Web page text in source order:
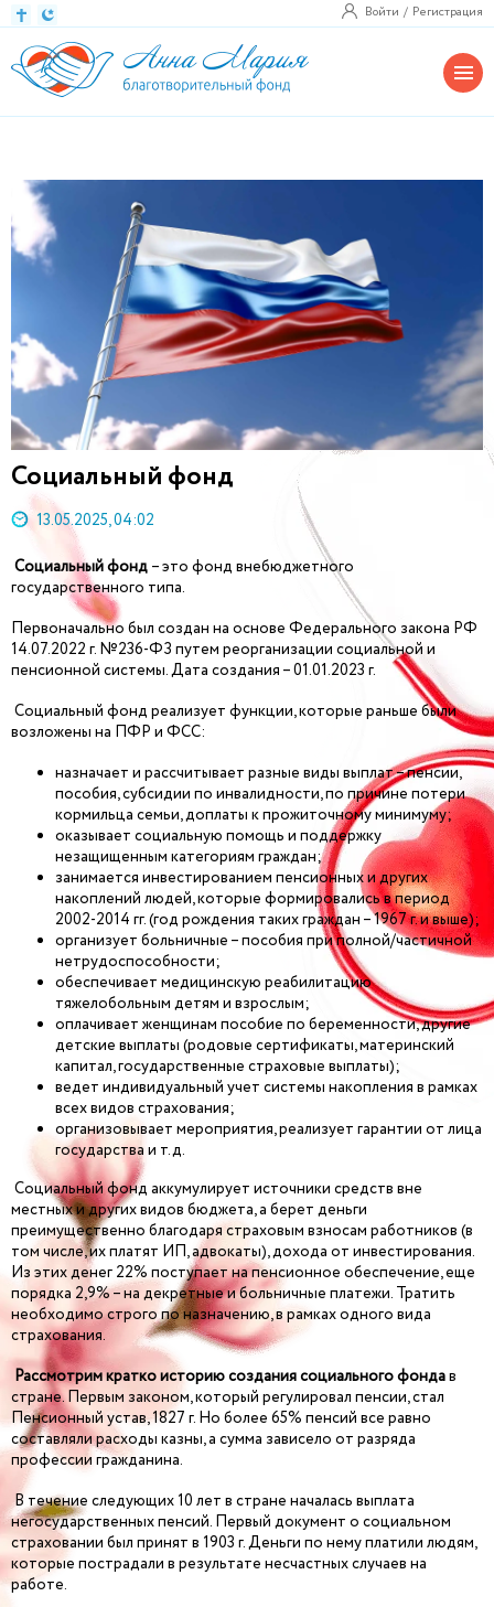
Войти Регистрация
Социальный фонд
13.05.2025, 04:02
Социальный фонд – это фонд внебюджетного
государственного типа.
Первоначально был создан на основе Федерального закона РФ
14.07.2022 г. №236-ФЗ путем реорганизации социальной и
пенсионной системы. Дата создания – 01.01.2023 г.
Социальный фонд реализует функции, которые раньше были
возложены на ПФР и ФСС:
назначает и рассчитывает разные виды выплат – пенсии,
пособия, субсидии по инвалидности, по причине потери
кормильца семьи, доплаты к прожиточному минимуму;
оказывает социальную помощь и поддержку
незащищенным категориям граждан;
занимается инвестированием пенсионных и других
накоплений людей, которые формировались в период
2002-2014 гг. (год рождения таких граждан – 1967 г. и выше);
организует больничные – пособия при полной/частичной
нетрудоспособности;
обеспечивает медицинскую реабилитацию
тяжелобольным детям и взрослым;
оплачивает женщинам пособие по беременности, другие
детские выплаты (родовые сертификаты, материнский
капитал, государственные страховые выплаты);
ведет индивидуальный учет системы накопления в рамках
всех видов страхования;
организовывает мероприятия, реализует гарантии от лица
государства и т.д.
Социальный фонд аккумулирует источники средств вне
местных и других видов бюджета, а берет деньги
преимущественно благодаря страховым взносам работников (в
том числе, их платят ИП, адвокаты), дохода от инвестирования.
Из этих денег 22% поступает на пенсионное обеспечение, еще
порядка 2,9% – на декретные и больничные платежи. Тратить
необходимо строго по назначению, в рамках одного вида
страхования.
Рассмотрим кратко историю создания социального фондав
стране. Первым законом, который регулировал пенсии, стал
Пенсионный устав, 1827 г. Но более 65% пенсий все равно
составляли расходы казны, а сумма зависело от разряда
профессии гражданина.
В течение следующих 10 лет в стране началась выплата
негосударственных пенсий. Первый документ о социальном
страховании был принят в 1903 г. Деньги по нему платили людям,
которые пострадали в результате несчастных случаев на
работе.